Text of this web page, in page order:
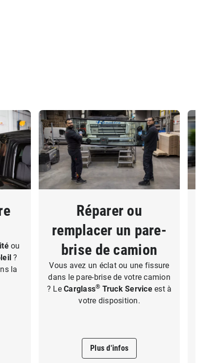
ou
?
la
Réparer ou
remplacer un pare-
brise de camion
Vous avez un éclat ou une fissure
dans le pare-brise de votre camion
? Le Carglass® Truck Serviceest à
votre disposition.
Plus d'infos